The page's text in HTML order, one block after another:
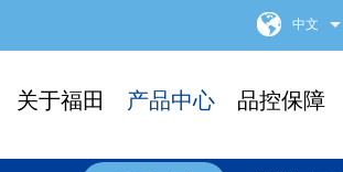
中文
关于福田 产品中心 品控保障